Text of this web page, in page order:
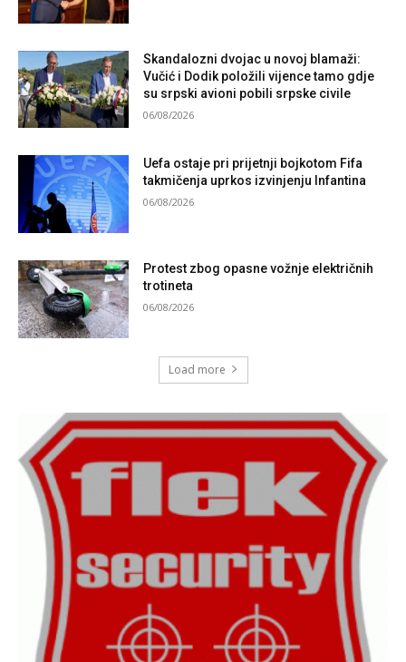
Skandalozni dvojac u novoj blamaži:
Vučić i Dodik položili vijence tamo gdje
su srpski avioni pobili srpske civile
06/08/2026
Uefa ostaje pri prijetnji bojkotom Fifa
takmičenja uprkos izvinjenju Infantina
06/08/2026
Protest zbog opasne vožnje električnih
trotineta
06/08/2026
Load more